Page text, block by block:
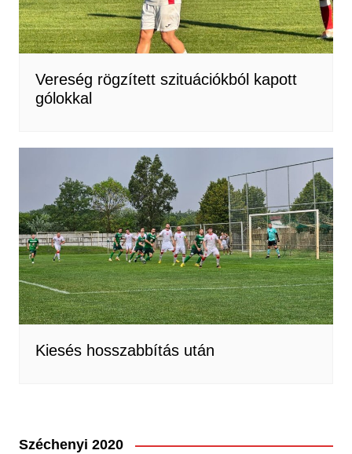
Vereség rögzített szituációkból kapott
gólokkal
Kiesés hosszabbítás után
Széchenyi 2020